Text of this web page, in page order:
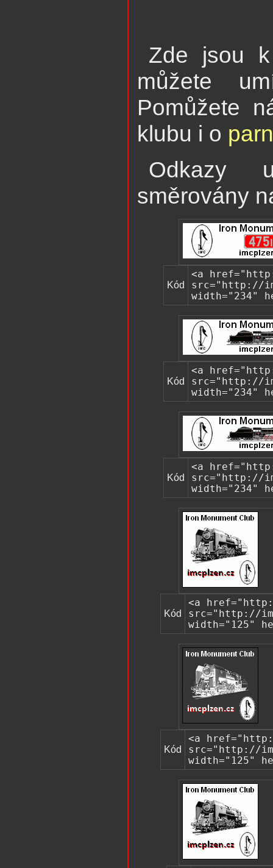
Zde jsou
můžete
Pomůžete
klubu i o
Odkazy
směrovány
Kód
<a
src="http://
width="234"
Kód
<a
src="http://
width="234"
Kód
<a
src="http://
width="234"
Kód
<a
src="http://
width="125"
Kód
<a
src="http://
width="125"